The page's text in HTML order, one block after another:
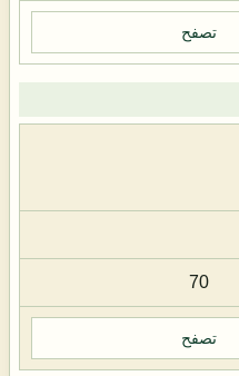
تصفح
70
تصفح